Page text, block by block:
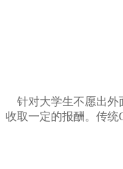
针对大学生不愿出外
收取一定的报酬。传统